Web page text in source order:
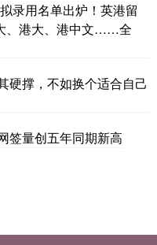
录用名单出炉！英港留
、港大、港中文……全
撑，不如换个适合自己
签量创五年同期新高